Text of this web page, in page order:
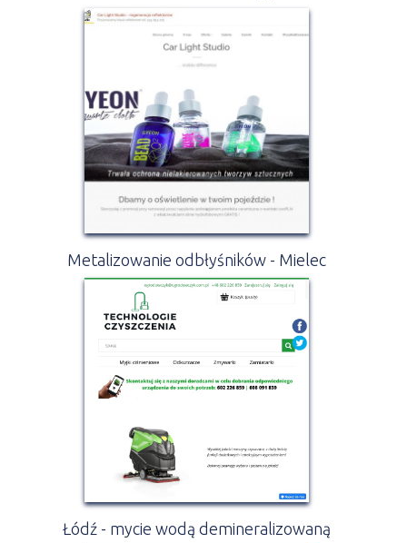
Metalizowanie odbłyśników - Mielec
Łódź - mycie wodą demineralizowaną